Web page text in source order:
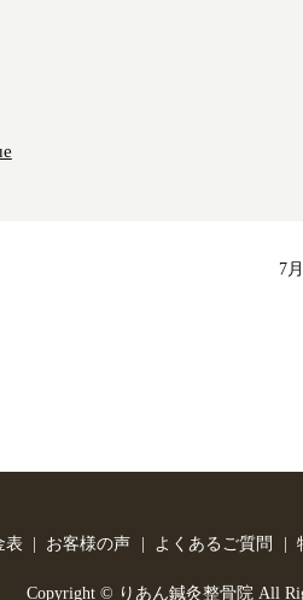
7
表 お客様の声 よくあるご質問
Copyright © りあん鍼灸整骨院 All